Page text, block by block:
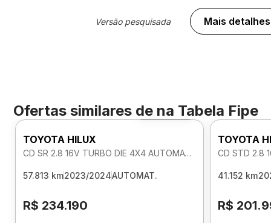
Versão pesquisada Mais detalhes
Ofertas similares de na Tabela Fipe
Foto 360º
TOYOTA HILUX
CD SR 2.8 16V TURBO DIE 4X4 AUTOMATICO
57.813 km2023/2024AUTOMAT.
R$ 234.190
TOYOTA
CD STD 2.8
41.152 km
R$